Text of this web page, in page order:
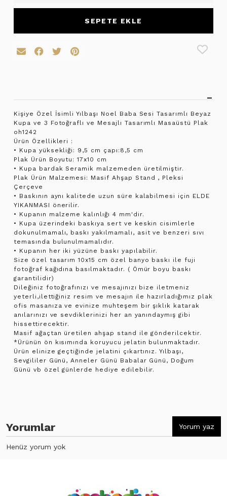
SEPETE EKLE
Kişiye Özel İsimli Yılbaşı Noel Baba Sesi Tasarımlı Beyaz
Kupa ve 3 Fotoğraflı ve Mesajlı Tasarımlı Masaüstü Plak
oh1242
Ürün Özellikleri :
• Kupa yüksekliği: 9,5 cm çapı:8,5 cm
Plak Ürün Boyutu: 17x10 cm
• Kupa bardak Seramik malzemeden üretilmiştir.
Plak Ürün Malzemesi: Masif Ahşap Stand , Pleksi
Çerçeve
• Baskının aynı kalitede uzun süre kalabilmesi için ELDE
YIKANMASI önerilir.
• Kupanın malzeme kalınlığı 4 mm'dir.
• Kupa üzerindeki baskıya sert ve keskin cisimlerle
dokunulmamalı, baskı yakılmamalı, asit ve benzeri sıvı
temasında bulunulmamalıdır.
• Kupanın her iki yüzüne baskı yapılabilir.
Size özel tasarım 10x15 cm özel banyo baskı ile fuji
fotoğraf kağıdına basılmaktadır. ( Ömür boyu baskı
garantilidir)
Dileğiniz fotoğrafınızı ve mesajınızı bize iletmeniz
yeterli,ilettiğiniz resim ve mesajın ile hazırladığımız plak
ofis masanıza ve evinize muhteşem bir şıklık katarak
anılarınızı ve sevdiklerinizi her an yanındaymış gibi
hissettirecektir.
Masif ağaçtan üretilen ahşap stand ile gönderilcektir.
*Ürünün ön kısımında koruyucu jelatin bulunmaktadır.
Ürün elinize geçtiğinde jelatini çıkartınız. Yılbaşı,
Sevgililer Günü, Anneler Günü Babalar Günü, Doğum
Günü vb özel günlerde hediye edilebilir.
Yorumlar Yorum yaz
Henüz yorum yok